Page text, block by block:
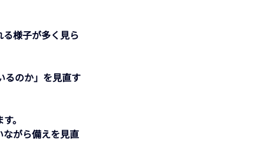
様子が多く見ら
。
がら備えを見直